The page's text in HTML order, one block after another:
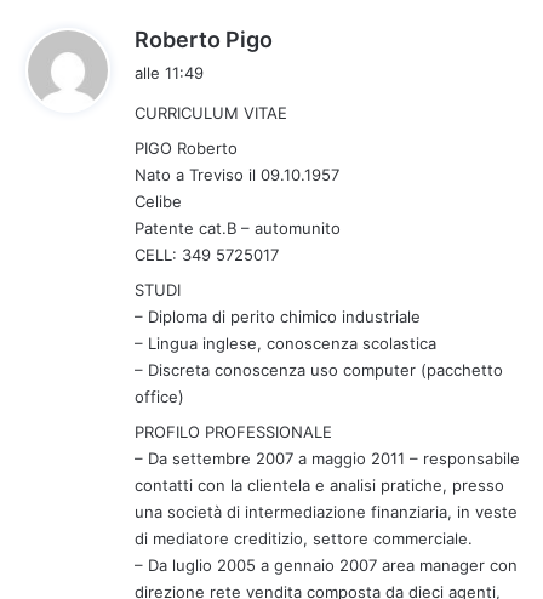
Roberto Pigo
e
t
:
alle 11:49
CURRICULUM VITAE
PIGO Roberto
Nato a Treviso il 09.10.1957
Celibe
Patente cat.B – automunito
CELL: 349 5725017
STUDI
– Diploma di perito chimico industriale
– Lingua inglese, conoscenza scolastica
– Discreta conoscenza uso computer (pacchetto
office)
PROFILO PROFESSIONALE
– Da settembre 2007 a maggio 2011 – responsabile
contatti con la clientela e analisi pratiche, presso
una società di intermediazione finanziaria, in veste
di mediatore creditizio, settore commerciale.
– Da luglio 2005 a gennaio 2007 area manager con
direzione rete vendita composta da dieci agenti,